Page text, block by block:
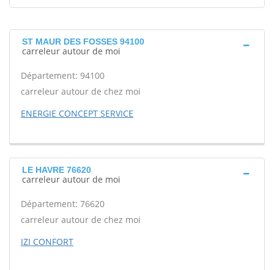
ST MAUR DES FOSSES 94100
carreleur autour de moi
Département: 94100
carreleur autour de chez moi
ENERGIE CONCEPT SERVICE
LE HAVRE 76620
carreleur autour de moi
Département: 76620
carreleur autour de chez moi
IZI CONFORT